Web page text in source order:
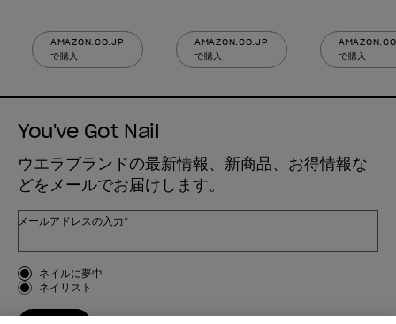
AMAZON.CO.JP
で購入
AMAZON.CO.JP
で購入
で購入
You've Got Nail
ウエラブランドの最新情報、新商品、お得情報な
どをメールでお届けします。
メールアドレスの入力*
お客様のタイプ
ネイルに夢中
ネイリスト